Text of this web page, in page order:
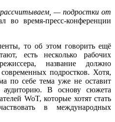
— подростки от
во время-пресс-конференции
то об этом говорить ещё
есть несколько рабочих
название должно
подростков. Хотя,
по себе тема уже не оставит
аудиторию. В основу сюжета
WoT, которые хотят стать
в международных